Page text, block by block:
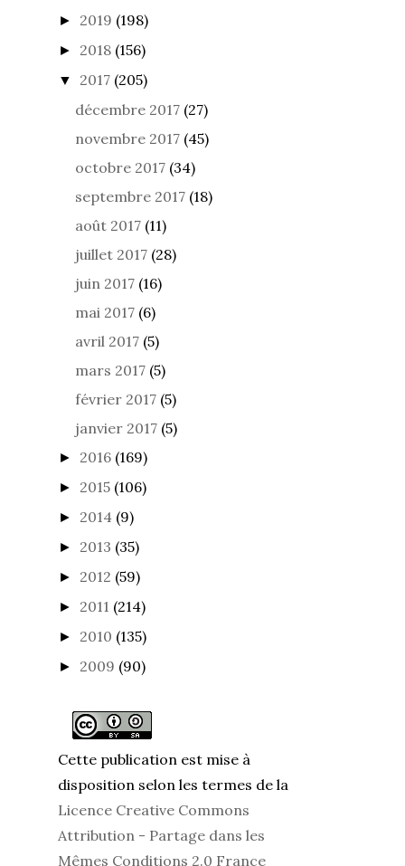
► 2019 (198)
► 2018 (156)
▼ 2017 (205)
décembre 2017 (27)
novembre 2017 (45)
octobre 2017 (34)
septembre 2017 (18)
août 2017 (11)
juillet 2017 (28)
juin 2017 (16)
mai 2017 (6)
avril 2017 (5)
mars 2017 (5)
février 2017 (5)
janvier 2017 (5)
► 2016 (169)
► 2015 (106)
► 2014 (9)
► 2013 (35)
► 2012 (59)
► 2011 (214)
► 2010 (135)
► 2009 (90)
Cette publication est mise à
disposition selon les termes de la
Licence Creative Commons
Attribution - Partage dans les
Mêmes Conditions 2.0 France